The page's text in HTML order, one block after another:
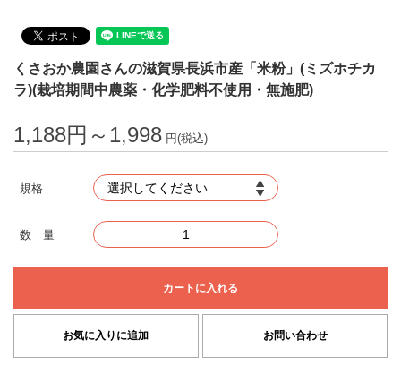
くさおか農園さんの滋賀県長浜市産「米粉」(ミズホチカ
ラ)(栽培期間中農薬・化学肥料不使用・無施肥)
1,188円～1,998 円(税込)
規格
数 量
カートに入れる
お気に入りに追加 お問い合わせ